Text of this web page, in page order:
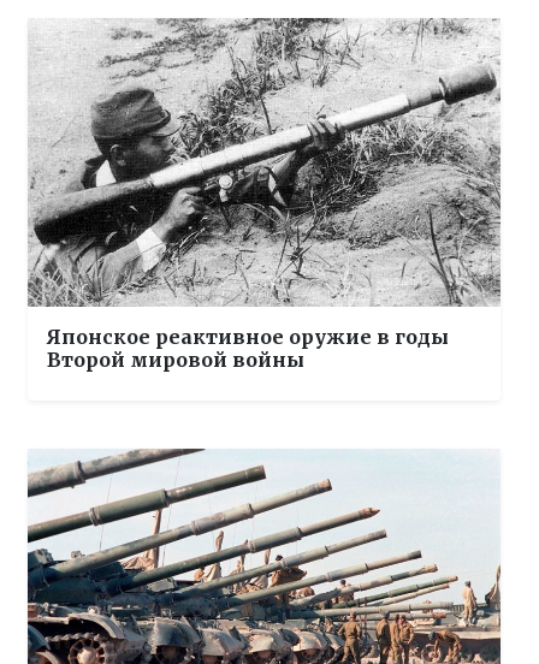
Японское реактивное оружие в годы
Второй мировой войны